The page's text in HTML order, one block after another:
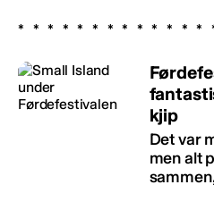
kjip
Det var
men alt